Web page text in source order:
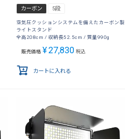
カーボン 5段
空気圧クッションシステムを備えたカーボン製
ライトスタンド
全高208cm / 収納長52.5cm / 質量990g
販売価格 ¥27,830 税込
カートに入れる